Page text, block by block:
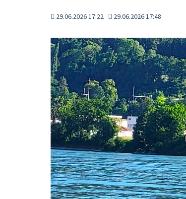
29.06.2026 17:22 29.06.2026 17:48